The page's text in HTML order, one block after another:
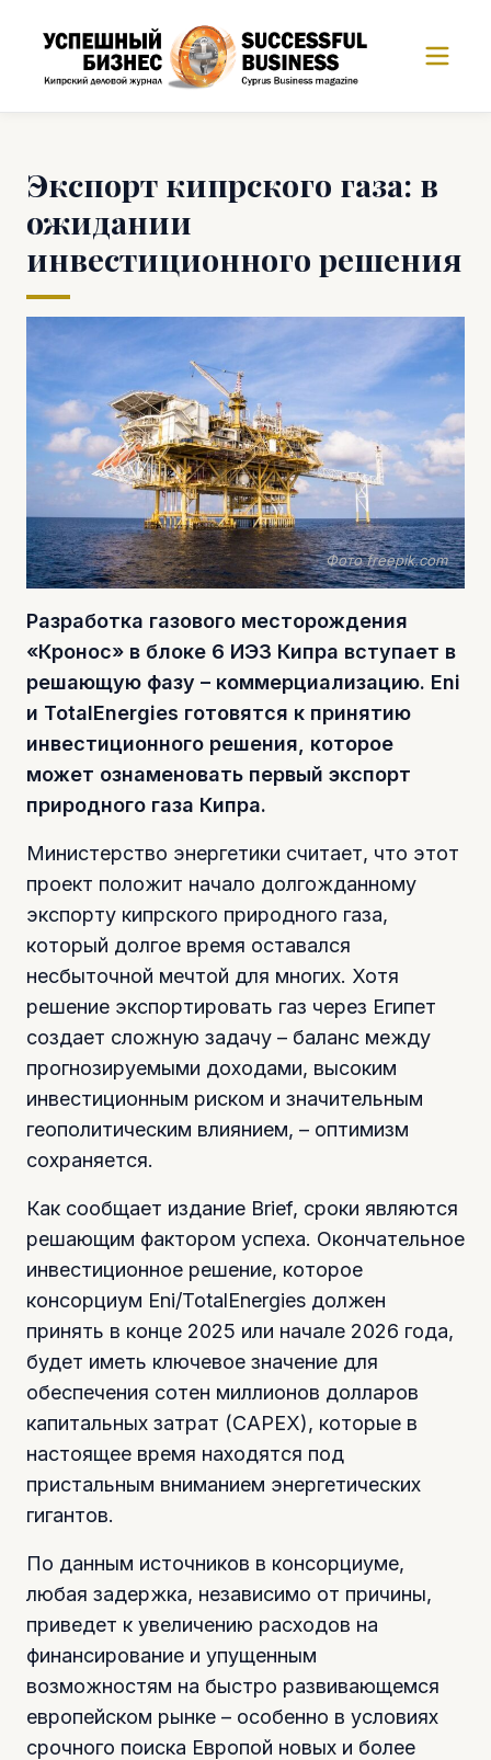
Экспорт кипрского газа: в
ожидании
инвестиционного решения
Фото freepik.com
Разработка газового месторождения
«Кронос» в блоке 6 ИЭЗ Кипра вступает в
решающую фазу – коммерциализацию. Eni
и TotalEnergies готовятся к принятию
инвестиционного решения, которое
может ознаменовать первый экспорт
природного газа Кипра.
Министерство энергетики считает, что этот
проект положит начало долгожданному
экспорту кипрского природного газа,
который долгое время оставался
несбыточной мечтой для многих. Хотя
решение экспортировать газ через Египет
создает сложную задачу – баланс между
прогнозируемыми доходами, высоким
инвестиционным риском и значительным
геополитическим влиянием, – оптимизм
сохраняется.
Как сообщает издание Brief, сроки являются
решающим фактором успеха. Окончательное
инвестиционное решение, которое
консорциум Eni/TotalEnergies должен
принять в конце 2025 или начале 2026 года,
будет иметь ключевое значение для
обеспечения сотен миллионов долларов
капитальных затрат (CAPEX), которые в
настоящее время находятся под
пристальным вниманием энергетических
гигантов.
По данным источников в консорциуме,
любая задержка, независимо от причины,
приведет к увеличению расходов на
финансирование и упущенным
возможностям на быстро развивающемся
европейском рынке – особенно в условиях
срочного поиска Европой новых и более